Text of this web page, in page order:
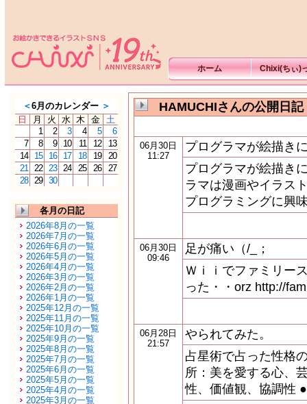
ホーム Chixi(ちぃ)
＜6月のカレンダー ＞
日
月 火 水 木 金 土
1
2 3 4 5
6
7
8 9 10 11 12
13
14
15 16 17 18 19
20
21 22 23 24 25 26
27
28 29 30
各月の日記
2026年8月の一覧
2026年7月の一覧
2026年6月の一覧
2026年5月の一覧
2026年4月の一覧
2026年3月の一覧
2026年2月の一覧
2026年1月の一覧
2025年12月の一覧
2025年11月の一覧
2025年10月の一覧
2025年9月の一覧
2025年8月の一覧
2025年7月の一覧
2025年6月の一覧
2025年5月の一覧
2025年4月の一覧
2025年3月の一覧
HAMUCHIさんの公開日記
06月30日
11:27
プログラマが絵描き
プログラマが絵描き
ラマは漫画やイラス
プログラミングに興
06月30日
09:46
足が痛い（/_；
Ｗｉｉでファミリー
った・・orz http://
06月28日
21:57
やられてみた。
占星術で占った性格
所：美を愛する心、
性、価値観、協調性